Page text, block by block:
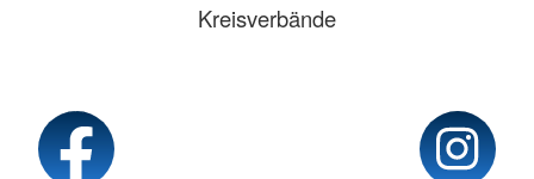
Kreisverbände